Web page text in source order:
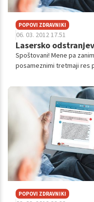
POPOVI ZDRAVNIKI
06. 03. 2012 17.51
Lasersko
Spoštovani! Mene pa
posameznimi tretmaji res
treba čaka...
POPOVI ZDRAVNIKI